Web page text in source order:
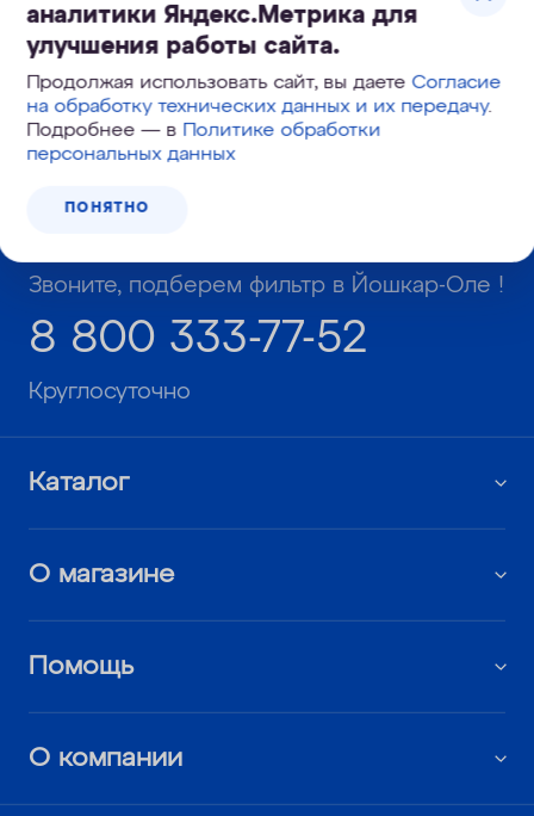
аналитики Яндекс.Метрика для
улучшения работы сайта.
Продолжая использовать сайт, вы даетеСогласие
на обработку технических данных и их передачу.
Подробнее — в Политике обработки
персональных данных
ПОНЯТНО
Даю согласиена получение
информационных и рекламных
сообщений
Звоните, подберем фильтр в Йошкар-Оле !
8 800 333-77-52
Круглосуточно
Каталог
О магазине
Помощь
О компании